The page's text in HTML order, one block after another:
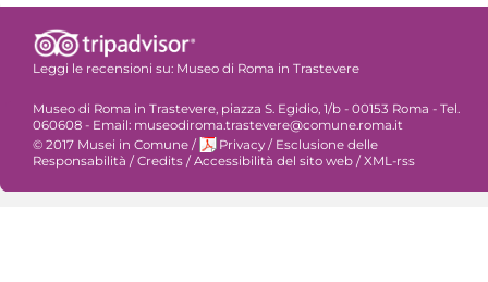
Leggi le recensioni su: Museo di Roma in Trastevere
Museo di Roma in Trastevere, piazza S. Egidio, 1/b - 00153 Roma - Tel.
060608 - Email: museodiroma.trastevere@comune.roma.it
© 2017 Musei in Comune / Privacy / Esclusione delle
Responsabilità / Credits / Accessibilità del sito web / XML-rss